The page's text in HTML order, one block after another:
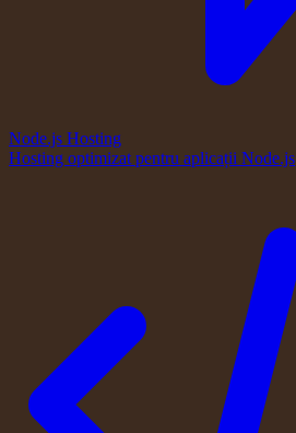
Node.js Hosting
Hosting optimizat pentru aplicații Node.js